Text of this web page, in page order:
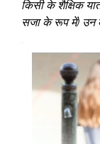
किसी के शैक्षिक
सजा के रूप में) उन